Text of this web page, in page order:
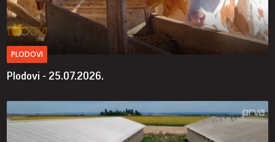
PLODOVI
Plodovi - 25.07.2026.